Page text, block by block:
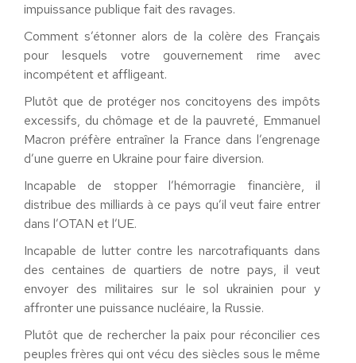
impuissance publique fait des ravages.
Comment s’étonner alors de la colère des Français
pour lesquels votre gouvernement rime avec
incompétent et affligeant.
Plutôt que de protéger nos concitoyens des impôts
excessifs, du chômage et de la pauvreté, Emmanuel
Macron préfère entraîner la France dans l’engrenage
d’une guerre en Ukraine pour faire diversion.
Incapable de stopper l’hémorragie financière, il
distribue des milliards à ce pays qu’il veut faire entrer
dans l’OTAN et l’UE.
Incapable de lutter contre les narcotrafiquants dans
des centaines de quartiers de notre pays, il veut
envoyer des militaires sur le sol ukrainien pour y
affronter une puissance nucléaire, la Russie.
Plutôt que de rechercher la paix pour réconcilier ces
peuples frères qui ont vécu des siècles sous le même